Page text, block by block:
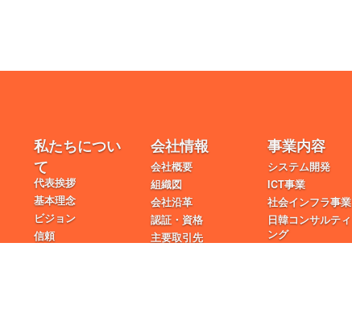
私たちについ
て
代表挨拶
基本理念
ビジョン
信頼
会社情報
会社概要
組織図
会社沿革
認証・資格
主要取引先
事業内容
システム開発
ICT事業
社会インフラ事業
日韓コンサルティ
ング